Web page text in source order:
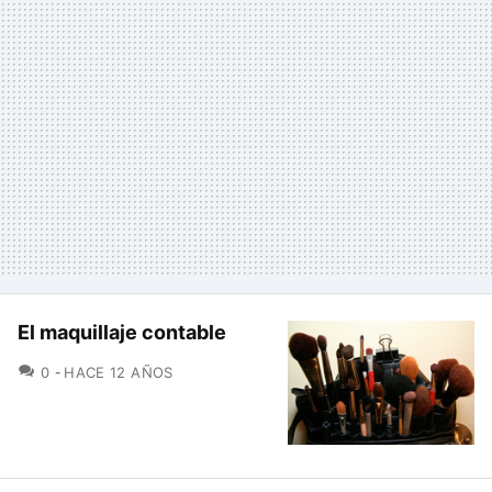
El maquillaje contable
0 COMENTARIOS
HACE 12 AÑOS